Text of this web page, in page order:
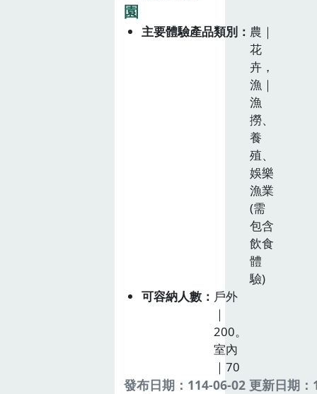
園
主要體驗產品類別
農｜
花
卉，
漁｜
漁
撈、
養
殖、
娛樂
漁業
(需
包含
飲食
體
驗)
可容納人數
戶外
｜
200。
室內
｜70
發布日期：114-06-02 更新日期